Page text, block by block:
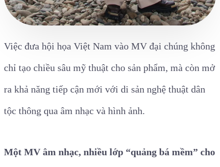
Việc đưa hội họa Việt Nam vào MV đại chúng không
chỉ tạo chiều sâu mỹ thuật cho sản phẩm, mà còn mở
ra khả năng tiếp cận mới với di sản nghệ thuật dân
tộc thông qua âm nhạc và hình ảnh.
Một MV âm nhạc, nhiều lớp “quảng bá mềm” cho